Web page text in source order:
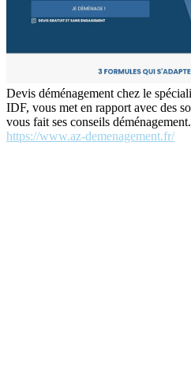
Devis déménagement chez le
IDF, vous met en rapport avec des
vous fait ses conseils déménagement.
https://www.az-demenagement.fr/